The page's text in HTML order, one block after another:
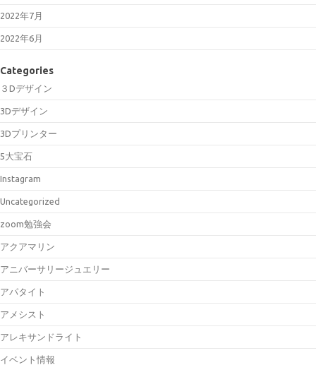
2022年7月
2022年6月
Categories
３Dデザイン
3Dデザイン
3Dプリンター
5大宝石
Instagram
Uncategorized
zoom勉強会
アクアマリン
アニバーサリージュエリー
アパタイト
アメシスト
アレキサンドライト
イベント情報